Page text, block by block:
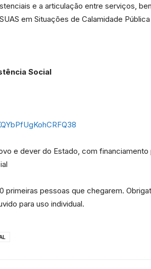
e a articulação entre serviços,
em Situações de Calamidade
Social
e dever do Estado, com
primeiras pessoas que chegarem.
para uso individual.